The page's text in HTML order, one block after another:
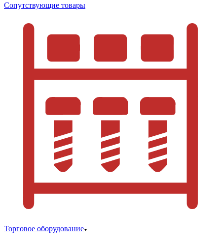
Сопутствующие товары
Торговое оборудование